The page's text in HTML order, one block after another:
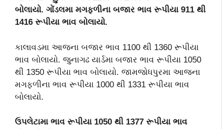
બોલાયો. ગોંડલમા મગફળીના બજાર ભાવ રૂપીયા 911 થી
1416 રૂપીયા ભાવ બોલાયો.
કાલાવડમા આજના બજાર ભાવ 1100 થી 1360 રૂપીયા
ભાવ બોલાયો. જુનાગઢ યાર્ડમા બજાર ભાવ રૂપીયા 1050
થી 1350 રૂપીયા ભાવ બોલાયો. જામજોધપુરમા આજના
મગફળીના ભાવ રૂપીયા 1000 થી 1331 રૂપીયા ભાવ
બોલાયો.
ઉપલેટામા ભાવ રૂપીયા 1050 થી 1377 રૂપીયા ભાવ